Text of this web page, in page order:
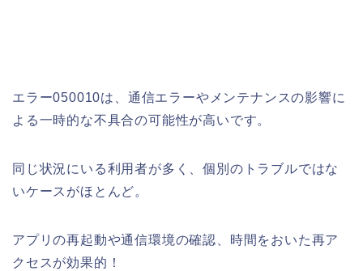
エラー050010は、通信エラーやメンテナンスの影響に
よる一時的な不具合の可能性が高いです。
同じ状況にいる利用者が多く、個別のトラブルではな
いケースがほとんど。
アプリの再起動や通信環境の確認、時間をおいた再ア
クセスが効果的！